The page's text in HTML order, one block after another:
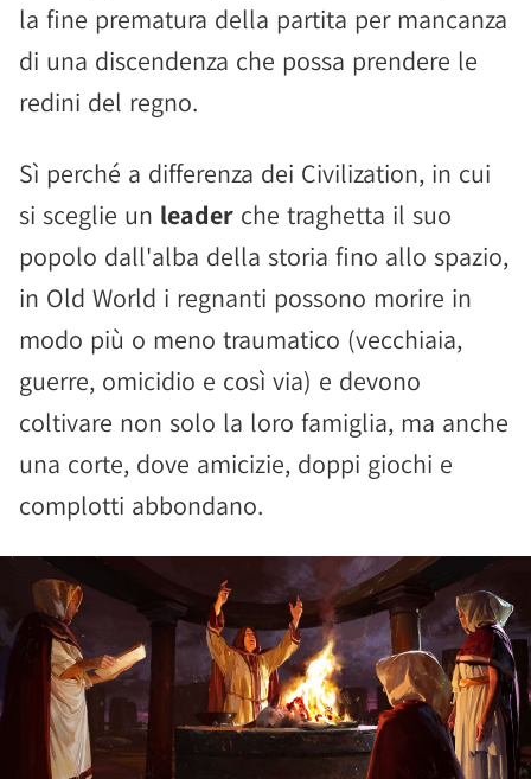
la fine prematura della partita per mancanza
di una discendenza che possa prendere le
redini del regno.
Sì perché a differenza dei Civilization, in cui
si sceglie un leader che traghetta il suo
popolo dall'alba della storia fino allo spazio,
in Old World i regnanti possono morire in
modo più o meno traumatico (vecchiaia,
guerre, omicidio e così via) e devono
coltivare non solo la loro famiglia, ma anche
una corte, dove amicizie, doppi giochi e
complotti abbondano.